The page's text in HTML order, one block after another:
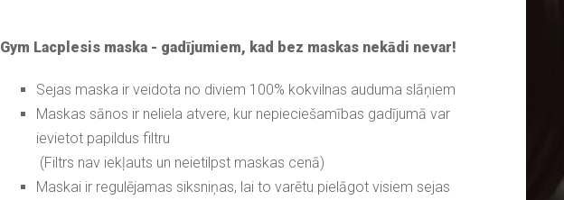
Gym Lacplesis maska - gadījumiem, kad bez maskas nekādi nevar!
Sejas maska ir veidota no diviem 100% kokvilnas auduma slāņiem
Maskas sānos ir neliela atvere, kur nepieciešamības gadījumā var
ievietot papildus filtru
(Filtrs nav iekļauts un neietilpst maskas cenā)
Maskai ir regulējamas siksniņas, lai to varētu pielāgot visiem sejas